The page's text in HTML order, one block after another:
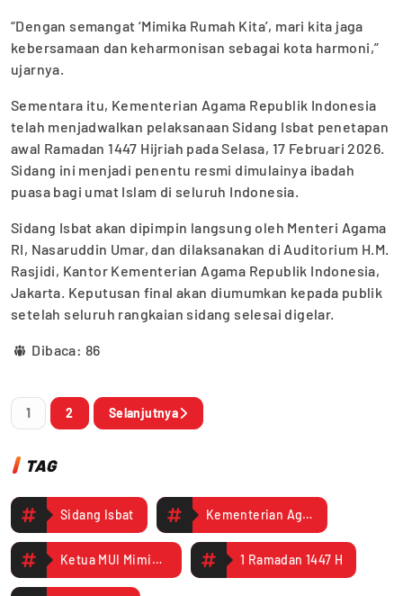
“Dengan semangat ‘Mimika Rumah Kita’, mari kita jaga
kebersamaan dan keharmonisan sebagai kota harmoni,”
ujarnya.
Sementara itu, Kementerian Agama Republik Indonesia
telah menjadwalkan pelaksanaan Sidang Isbat penetapan
awal Ramadan 1447 Hijriah pada Selasa, 17 Februari 2026.
Sidang ini menjadi penentu resmi dimulainya ibadah
puasa bagi umat Islam di seluruh Indonesia.
Sidang Isbat akan dipimpin langsung oleh Menteri Agama
RI, Nasaruddin Umar, dan dilaksanakan di Auditorium H.M.
Rasjidi, Kantor Kementerian Agama Republik Indonesia,
Jakarta. Keputusan final akan diumumkan kepada publik
setelah seluruh rangkaian sidang selesai digelar.
Dibaca: 86
1 2 Selanjutnya
TAG
Sidang Isbat Kementerian Agama RI
Ketua MUI Mimika: Awal Puasa Ramadan 1447 H Tunggu Keputusan Sidang Isbat Pemerintah Pusat 1 Ramadan 1447 H